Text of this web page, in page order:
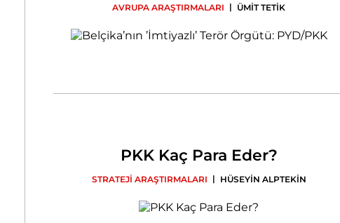
AVRUPA ARAŞTIRMALARI | ÜMİT TETİK
PKK Kaç Para Eder?
STRATEJİ ARAŞTIRMALARI | HÜSEYİN ALPTEKİN